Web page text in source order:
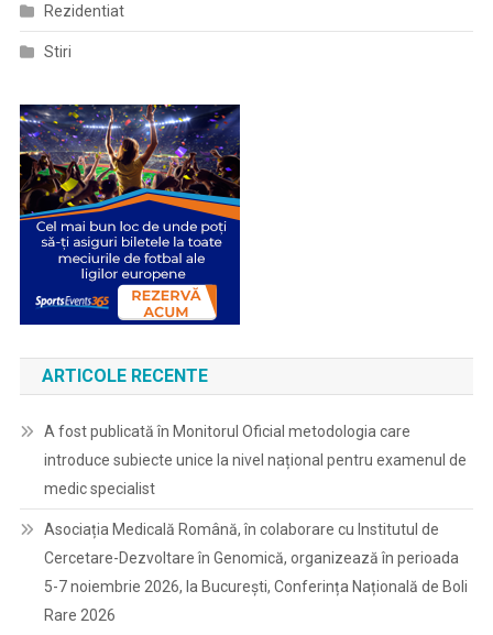
Rezidentiat
Stiri
ARTICOLE RECENTE
A fost publicată în Monitorul Oficial metodologia care
introduce subiecte unice la nivel național pentru examenul de
medic specialist
Asociația Medicală Română, în colaborare cu Institutul de
Cercetare-Dezvoltare în Genomică, organizează în perioada
5-7 noiembrie 2026, la București, Conferința Națională de Boli
Rare 2026